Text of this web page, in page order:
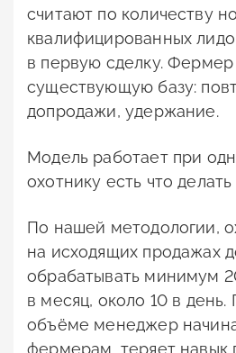
считают по количеству
квалифицированных
в первую сделку. Фермер
существующую базу:
допродажи, удержание.
Модель работает при
охотнику есть что
По нашей методологии,
на исходящих продажах
обрабатывать минимум
в месяц, около 10 в
объёме менеджер
фермерам, теряет навык